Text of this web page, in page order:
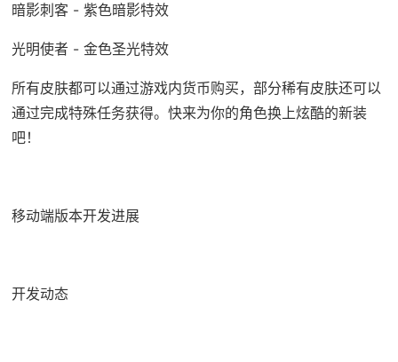
暗影刺客 - 紫色暗影特效
光明使者 - 金色圣光特效
所有皮肤都可以通过游戏内货币购买，部分稀有皮肤还可以
通过完成特殊任务获得。快来为你的角色换上炫酷的新装
吧！
移动端版本开发进展
开发动态